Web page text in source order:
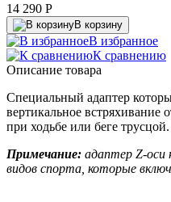
14 290 P
В корзину
В избранное
К сравнению
Описание товара
Специальный адаптер
вертикальное встряхивание
при ходьбе или беге трусцой.
Примечание: адаптер Z-оси
видов спорта, которые